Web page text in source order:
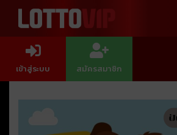
เข้าสู่ระบบ สมัครสมาชิก